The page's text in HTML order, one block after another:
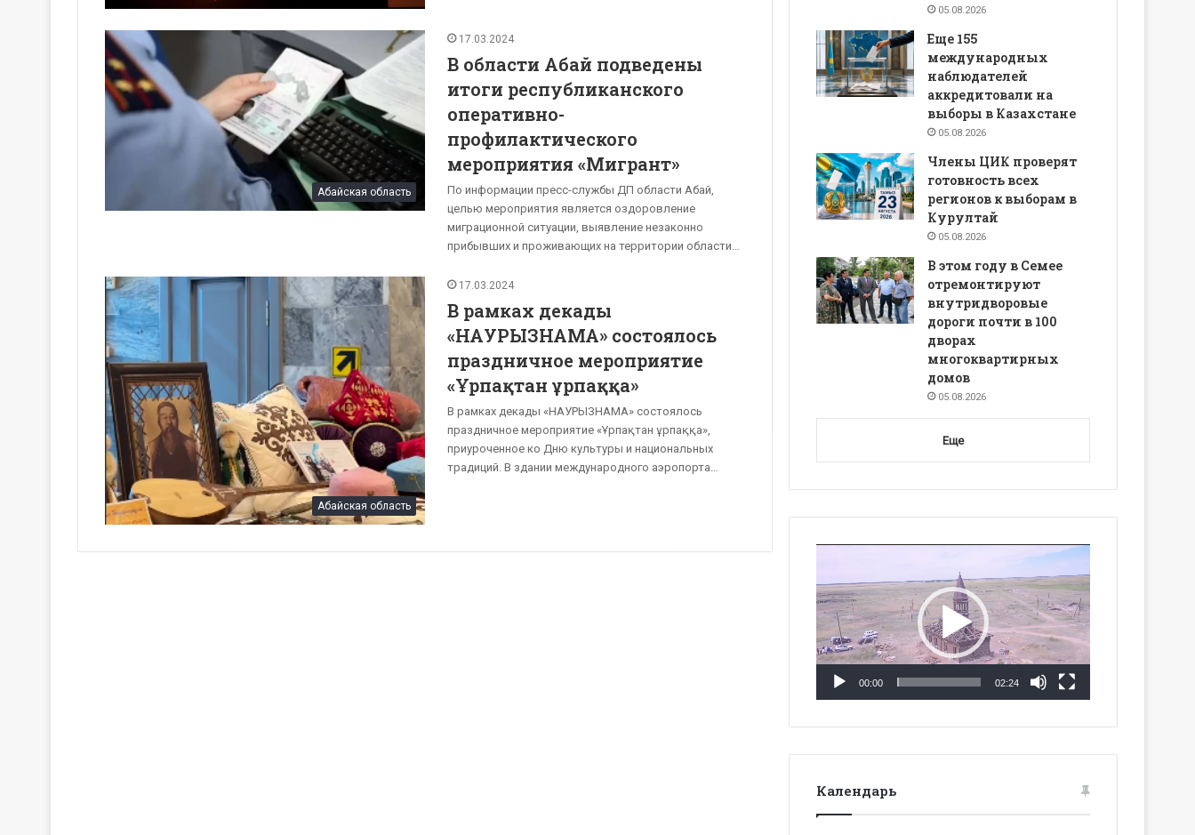
Абайская область
17.03.2024
В области Абай подведены
итоги республиканского
оперативно-
профилактического
мероприятия «Мигрант»
По информации пресс-службы ДП области Абай,
целью мероприятия является оздоровление
миграционной ситуации, выявление незаконно
прибывших и проживающих на территории области…
Абайская область
17.03.2024
В рамках декады
«НАУРЫЗНАМА» состоялось
праздничное мероприятие
«Ұрпақтан ұрпаққа»
В рамках декады «НАУРЫЗНАМА» состоялось
праздничное мероприятие «Ұрпақтан ұрпаққа»,
приуроченное ко Дню культуры и национальных
традиций. В здании международного аэропорта…
05.08.2026
Еще 155
международных
наблюдателей
аккредитовали на
выборы в Казахстане
05.08.2026
Члены ЦИК проверят
готовность всех
регионов к выборам в
Курултай
05.08.2026
В этом году в Семее
отремонтируют
внутридворовые
дороги почти в 100
дворах
многоквартирных
домов
05.08.2026
Еще
00:00 02:24
Календарь